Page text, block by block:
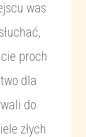
was
proch
dla
do
złych